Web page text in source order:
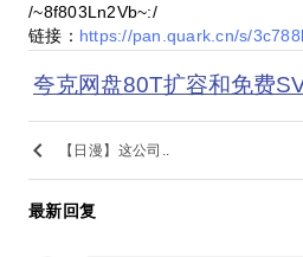
/~8f803Ln2Vb~:/
链接： https://pan.quark.cn/s/
夸克网盘80T扩容和免费
keyboard_arrow_left 【日漫】这公司..
最新回复